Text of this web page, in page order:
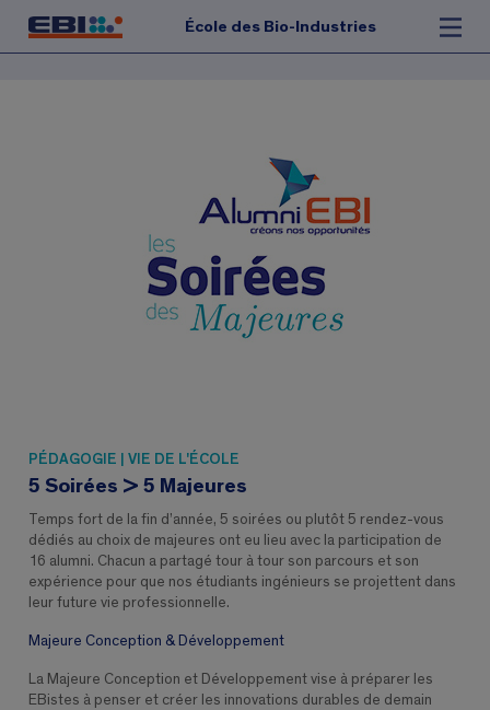
École des Bio-Industries
PÉDAGOGIE | VIE DE L'ÉCOLE
5 Soirées > 5 Majeures
Temps fort de la fin d’année, 5 soirées ou plutôt 5 rendez-vous
dédiés au choix de majeures ont eu lieu avec la participation de
16 alumni. Chacun a partagé tour à tour son parcours et son
expérience pour que nos étudiants ingénieurs se projettent dans
leur future vie professionnelle.
Majeure Conception & Développement
La Majeure Conception et Développement vise à préparer les
EBistes à penser et créer les innovations durables de demain